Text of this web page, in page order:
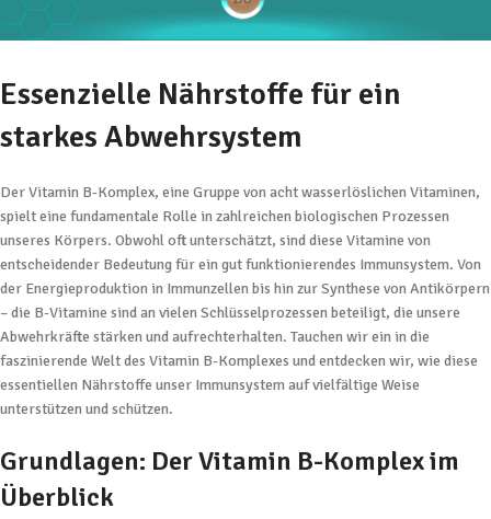
Essenzielle Nährstoffe für ein
starkes Abwehrsystem
Der Vitamin B-Komplex, eine Gruppe von acht wasserlöslichen Vitaminen,
spielt eine fundamentale Rolle in zahlreichen biologischen Prozessen
unseres Körpers. Obwohl oft unterschätzt, sind diese Vitamine von
entscheidender Bedeutung für ein gut funktionierendes Immunsystem. Von
der Energieproduktion in Immunzellen bis hin zur Synthese von Antikörpern
– die B-Vitamine sind an vielen Schlüsselprozessen beteiligt, die unsere
Abwehrkräfte stärken und aufrechterhalten. Tauchen wir ein in die
faszinierende Welt des Vitamin B-Komplexes und entdecken wir, wie diese
essentiellen Nährstoffe unser Immunsystem auf vielfältige Weise
unterstützen und schützen.
Grundlagen: Der Vitamin B-Komplex im
Überblick